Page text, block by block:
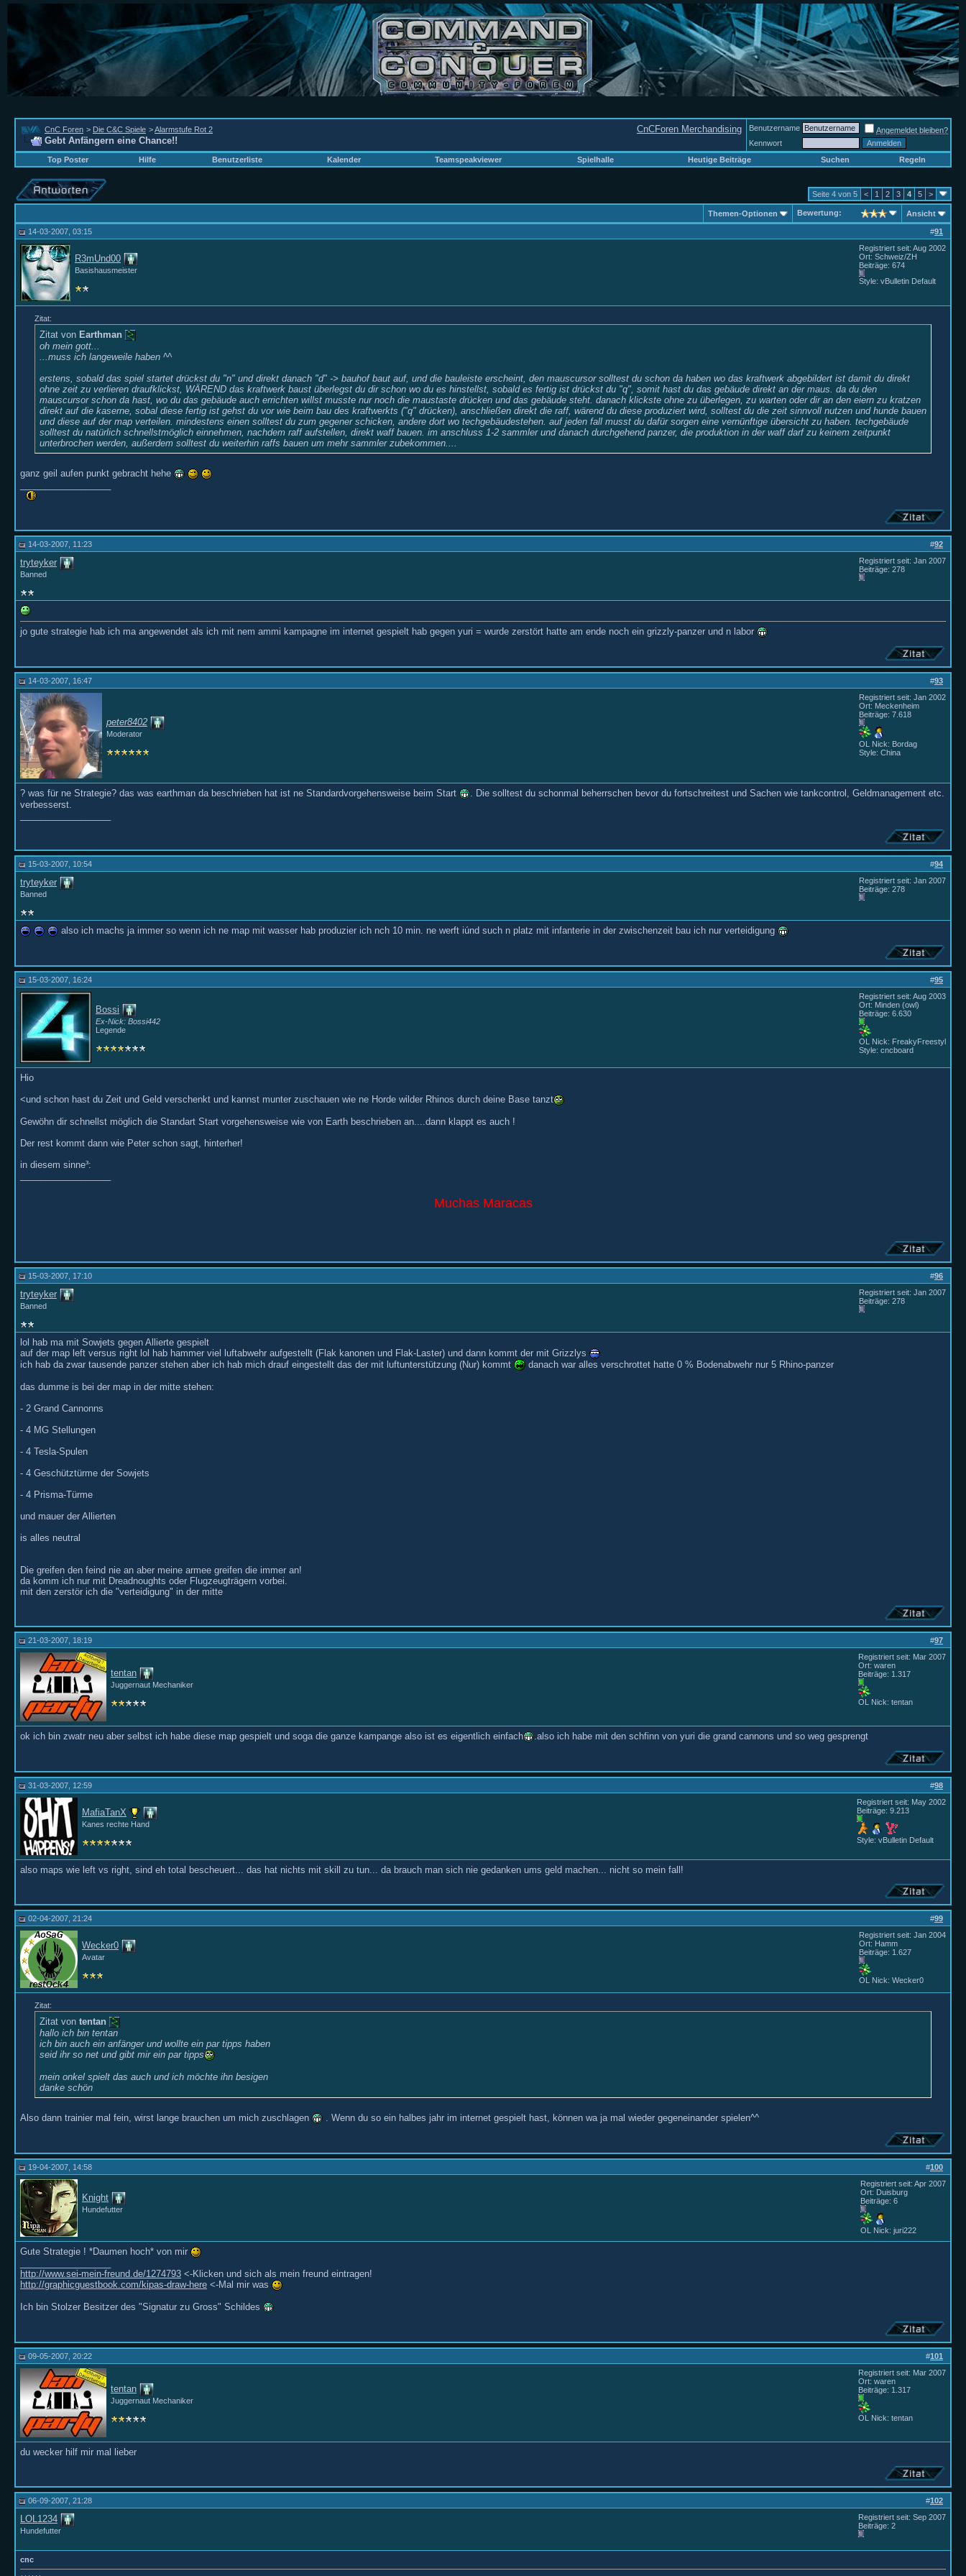
CnCForen Merchandising
CnC Foren > Die C&C Spiele >Alarmstufe Rot 2
Gebt Anfängern eine Chance!!
Benutzername
Angemeldet bleiben?
Kennwort
Top Poster
Hilfe Benutzerliste Kalender Teamspeakviewer Spielhalle Heutige Beiträge Suchen Regeln
Seite 4 von 5 < 1 2 3 4 5 >
Themen-Optionen Bewertung: Ansicht
#91
14-03-2007, 03:15
R3mUnd00
Basishausmeister
Registriert seit: Aug 2002
Ort: Schweiz/ZH
Beiträge: 674
Style: vBulletin Default
Zitat:
Zitat von Earthman
oh mein gott...
...muss ich langeweile haben ^^
erstens, sobald das spiel startet drückst du "n" und direkt danach "d" -> bauhof baut auf, und die bauleiste erscheint, den mauscursor solltest du schon da haben wo das kraftwerk abgebildert ist damit du direkt
ohne zeit zu verlieren draufklickst, WÄREND das kraftwerk baust überlegst du dir schon wo du es hinstellst, sobald es fertig ist drückst du "q", somit hast du das gebäude direkt an der maus. da du den
mauscursor schon da hast, wo du das gebäude auch errichten willst musste nur noch die maustaste drücken und das gebäude steht. danach klickste ohne zu überlegen, zu warten oder dir an den eiern zu kratzen
direkt auf die kaserne, sobal diese fertig ist gehst du vor wie beim bau des kraftwerkts ("q" drücken), anschließen direkt die raff, wärend du diese produziert wird, solltest du die zeit sinnvoll nutzen und hunde bauen
und diese auf der map verteilen. mindestens einen solltest du zum gegener schicken, andere dort wo techgebäudestehen. auf jeden fall musst du dafür sorgen eine vernünftige übersicht zu haben. techgebäude
solltest du natürlich schnellstmöglich einnehmen, nachdem raff aufstellen, direkt waff bauen. im anschluss 1-2 sammler und danach durchgehend panzer, die produktion in der waff darf zu keinem zeitpunkt
unterbrochen werden, außerdem solltest du weiterhin raffs bauen um mehr sammler zubekommen....
ganz geil aufen punkt gebracht hehe
#92
14-03-2007, 11:23
tryteyker
Banned
Registriert seit: Jan 2007
Beiträge: 278
jo gute strategie hab ich ma angewendet als ich mit nem ammi kampagne im internet gespielt hab gegen yuri = wurde zerstört hatte am ende noch ein grizzly-panzer und n labor
#93
14-03-2007, 16:47
peter8402
Moderator
Registriert seit: Jan 2002
Ort: Meckenheim
Beiträge: 7.618
OL Nick: Bordag
Style: China
? was für ne Strategie? das was earthman da beschrieben hat ist ne Standardvorgehensweise beim Start
. Die solltest du schonmal beherrschen bevor du fortschreitest und Sachen wie tankcontrol, Geldmanagement etc.
verbesserst.
#94
15-03-2007, 10:54
tryteyker
Banned
Registriert seit: Jan 2007
Beiträge: 278
also ich machs ja immer so wenn ich ne map mit wasser hab produzier ich nch 10 min. ne werft iúnd such n platz mit infanterie in der zwischenzeit bau ich nur verteidigung
#95
15-03-2007, 16:24
Bossi
Ex-Nick: Bossi442
Legende
Registriert seit: Aug 2003
Ort: Minden (owl)
Beiträge: 6.630
OL Nick: FreakyFreestyl
Style: cncboard
Hio
<und schon hast du Zeit und Geld verschenkt und kannst munter zuschauen wie ne Horde wilder Rhinos durch deine Base tanzt
Gewöhn dir schnellst möglich die Standart Start vorgehensweise wie von Earth beschrieben an....dann klappt es auch !
Der rest kommt dann wie Peter schon sagt, hinterher!
in diesem sinne³:
Muchas Maracas
#96
15-03-2007, 17:10
tryteyker
Banned
Registriert seit: Jan 2007
Beiträge: 278
lol hab ma mit Sowjets gegen Allierte gespielt
auf der map left versus right lol hab hammer viel luftabwehr aufgestellt (Flak kanonen und Flak-Laster) und dann kommt der mit Grizzlys
ich hab da zwar tausende panzer stehen aber ich hab mich drauf eingestellt das der mit luftunterstützung (Nur) kommt
danach war alles verschrottet hatte 0 % Bodenabwehr nur 5 Rhino-panzer
das dumme is bei der map in der mitte stehen:
- 2 Grand Cannonns
- 4 MG Stellungen
- 4 Tesla-Spulen
- 4 Geschütztürme der Sowjets
- 4 Prisma-Türme
und mauer der Allierten
is alles neutral
Die greifen den feind nie an aber meine armee greifen die immer an!
da komm ich nur mit Dreadnoughts oder Flugzeugträgern vorbei.
mit den zerstör ich die "verteidigung" in der mitte
#97
21-03-2007, 18:19
tentan
Juggernaut Mechaniker
Registriert seit: Mar 2007
Ort: waren
Beiträge: 1.317
OL Nick: tentan
ok ich bin zwatr neu aber selbst ich habe diese map gespielt und soga die ganze kampange also ist es eigentlich einfach .also ich habe mit den schfinn von yuri die grand cannons und so weg gesprengt
#98
31-03-2007, 12:59
MafiaTanX
Kanes rechte Hand
Registriert seit: May 2002
Beiträge: 9.213
Style: vBulletin Default
also maps wie left vs right, sind eh total bescheuert... das hat nichts mit skill zu tun... da brauch man sich nie gedanken ums geld machen... nicht so mein fall!
#99
02-04-2007, 21:24
Wecker0
Avatar
Registriert seit: Jan 2004
Ort: Hamm
Beiträge: 1.627
OL Nick: Wecker0
Zitat:
Zitat von tentan
hallo ich bin tentan
ich bin auch ein anfänger und wollte ein par tipps haben
seid ihr so net und gibt mir ein par tipps
mein onkel spielt das auch und ich möchte ihn besigen
danke schön
Also dann trainier mal fein, wirst lange brauchen um mich zuschlagen . Wenn du so ein halbes jahr im internet gespielt hast, können wa ja mal wieder gegeneinander spielen^^
#100
19-04-2007, 14:58
Knight
Hundefutter
Registriert seit: Apr 2007
Ort: Duisburg
Beiträge: 6
OL Nick: juri222
Gute Strategie ! *Daumen hoch* von mir
http://www.sei-mein-freund.de/1274793 <-Klicken und sich als mein freund eintragen!
http://graphicguestbook.com/kipas-draw-here <-Mal mir was
Ich bin Stolzer Besitzer des "Signatur zu Gross" Schildes
#101
09-05-2007, 20:22
tentan
Juggernaut Mechaniker
Registriert seit: Mar 2007
Ort: waren
Beiträge: 1.317
OL Nick: tentan
du wecker hilf mir mal lieber
#102
06-09-2007, 21:28
LOL1234
Hundefutter
Registriert seit: Sep 2007
Beiträge: 2
cnc